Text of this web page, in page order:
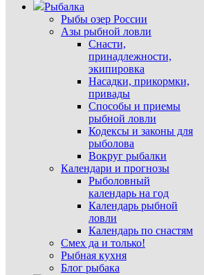
Рыбалка
Рыбы озер России
Азы рыбной ловли
Снасти,
принадлежности,
экипировка
Насадки, прикормки,
привады
Способы и приемы
рыбной ловли
Кодексы и законы для
рыболова
Вокруг рыбалки
Календари и прогнозы
Рыболовный
календарь на год
Календарь рыбной
ловли
Календарь по снастям
Смех да и только!
Рыбная кухня
Блог рыбака